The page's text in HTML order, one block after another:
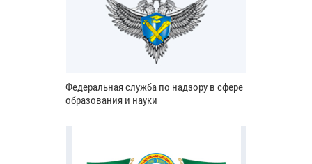
Федеральная служба по надзору в сфере
образования и науки